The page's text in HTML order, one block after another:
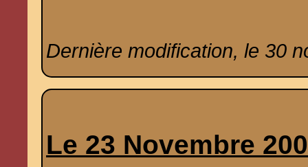
Dernière modification, le 30
Le 23 Novembre